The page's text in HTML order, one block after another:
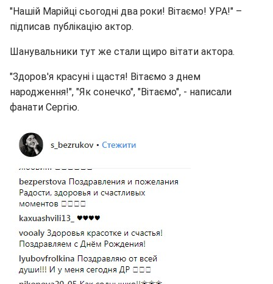
"Нашій Марійці сьогодні два роки! Вітаємо! УРА!" –
підписав публікацію актор.
Шанувальники тут же стали щиро вітати актора.
"Здоров'я красуні і щастя! Вітаємо з днем
народження!", "Як сонечко", "Вітаємо", - написали
фанати Сергію.